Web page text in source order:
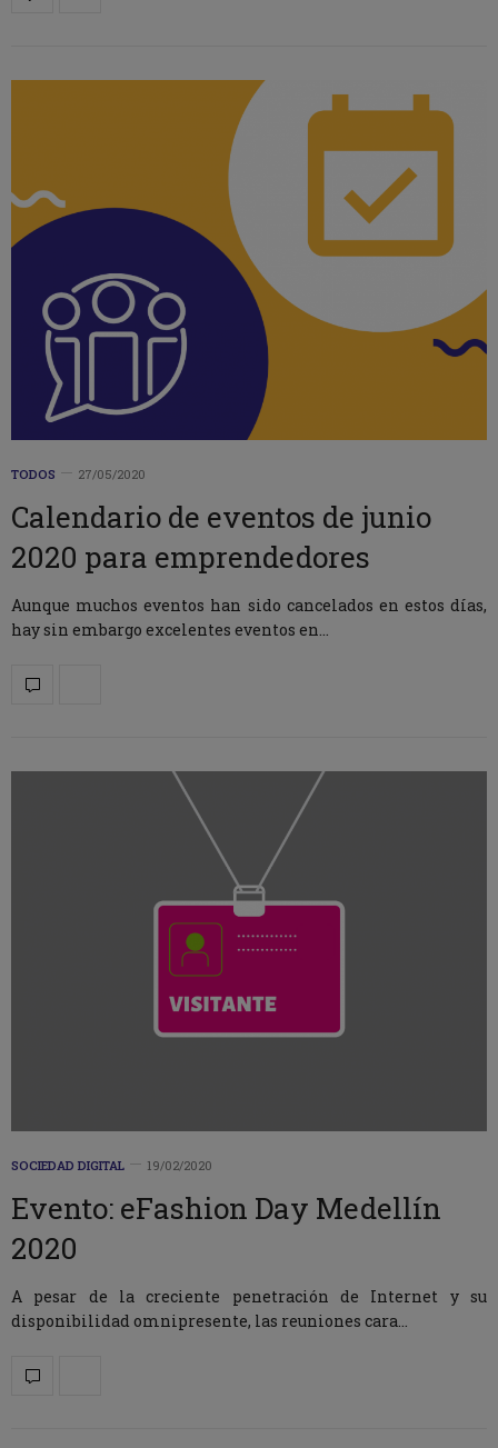
TODOS 27/05/2020
Calendario de eventos de junio
2020 para emprendedores
Aunque muchos eventos han sido cancelados en estos días,
hay sin embargo excelentes eventos en…
SOCIEDAD DIGITAL 19/02/2020
Evento: eFashion Day Medellín
2020
A pesar de la creciente penetración de Internet y su
disponibilidad omnipresente, las reuniones cara…